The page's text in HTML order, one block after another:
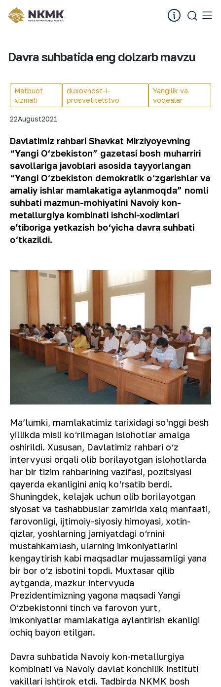
Davra suhbatida eng dolzarb mavzu
Matbuot
xizmati
duxovnost-i-
prosvetitelstvo
Yangilik va
voqealar
22August2021
Davlatimiz rahbari Shavkat Mirziyoyevning
“Yangi O‘zbekiston” gazetasi bosh muharriri
savollariga javoblari asosida tayyorlangan
“Yangi O‘zbekiston demokratik o‘zgarishlar va
amaliy ishlar mamlakatiga aylanmoqda” nomli
suhbati mazmun-mohiyatini Navoiy kon-
metallurgiya kombinati ishchi-xodimlari
eʼtiboriga yetkazish bo‘yicha davra suhbati
o‘tkazildi.
Maʼlumki, mamlakatimiz tarixidagi so‘nggi besh
yillikda misli ko‘rilmagan islohotlar amalga
oshirildi. Xususan, Davlatimiz rahbari o‘z
intervyusi orqali olib borilayotgan islohotlarda
har bir tizim rahbarining vazifasi, pozitsiyasi
qayerda ekanligini aniq ko‘rsatib berdi.
Shuningdek, kelajak uchun olib borilayotgan
siyosat va tashabbuslar zamirida xalq manfaati,
farovonligi, ijtimoiy-siyosiy himoyasi, xotin-
qizlar, yoshlarning jamiyatdagi o‘rnini
mustahkamlash, ularning imkoniyatlarini
kengaytirish kabi maqsadlar mujassamligi yana
bir bor o‘z isbotini topdi. Muxtasar qilib
aytganda, mazkur intervyuda
Prezidentimizning yagona maqsadi Yangi
O‘zbekistonni tinch va farovon yurt,
imkoniyatlar mamlakatiga aylantirish ekanligi
ochiq bayon etilgan.
Davra suhbatida Navoiy kon-metallurgiya
kombinati va Navoiy davlat konchilik instituti
vakillari ishtirok etdi. Tadbirda NKMK bosh